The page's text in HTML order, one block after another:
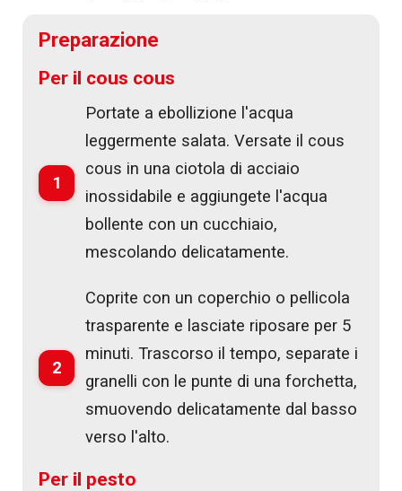
Preparazione
Per il cous cous
1
Portate a ebollizione l'acqua
leggermente salata. Versate il cous
cous in una ciotola di acciaio
inossidabile e aggiungete l'acqua
bollente con un cucchiaio,
mescolando delicatamente.
2
Coprite con un coperchio o pellicola
trasparente e lasciate riposare per 5
minuti. Trascorso il tempo, separate i
granelli con le punte di una forchetta,
smuovendo delicatamente dal basso
verso l'alto.
Per il pesto